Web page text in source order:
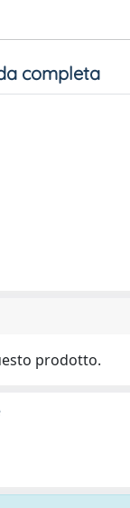
completa
prodotto.